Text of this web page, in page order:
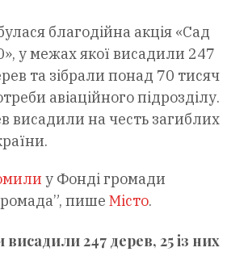
благодійна акція «Сад
у межах якої висадили 247
та зібрали понад 70 тисяч
авіаційного підрозділу.
висадили на честь загиблих
у Фонді громади
пише Місто.
247 дерев, 25 із них